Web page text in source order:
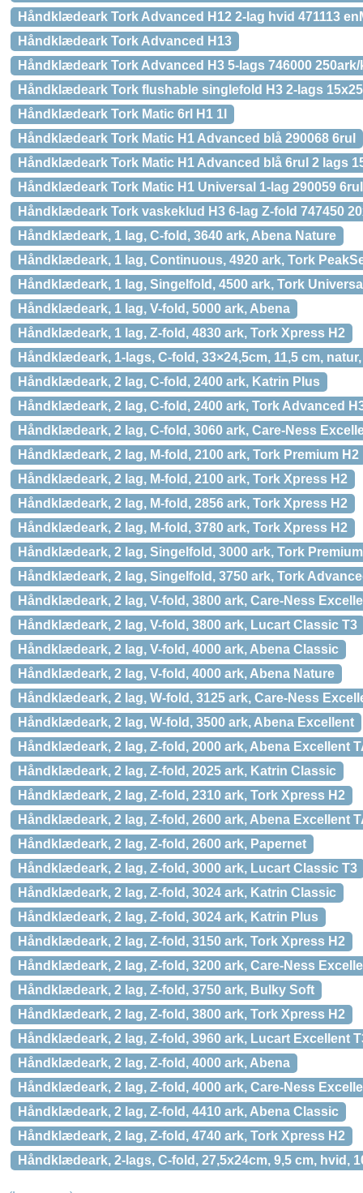
Håndklædeark Tork Advanced H12 2-lag hvid 471113
Håndklædeark Tork Advanced H13
Håndklædeark Tork Advanced H3 5-lags 746000 250ark/
Håndklædeark Tork flushable singlefold H3 2-lags
Håndklædeark Tork Matic 6rl H1 1l
Håndklædeark Tork Matic H1 Advanced blå 290068 6rul
Håndklædeark Tork Matic H1 Advanced blå 6rul 2 lags
Håndklædeark Tork Matic H1 Universal 1-lag 290059 6rul
Håndklædeark Tork vaskeklud H3 6-lag Z-fold 747450
Håndklædeark, 1 lag, C-fold, 3640 ark, Abena Nature
Håndklædeark, 1 lag, Continuous, 4920 ark, Tork
Håndklædeark, 1 lag, Singelfold, 4500 ark, Tork
Håndklædeark, 1 lag, V-fold, 5000 ark, Abena
Håndklædeark, 1 lag, Z-fold, 4830 ark, Tork Xpress H2
Håndklædeark, 1-lags, C-fold, 33×24,5cm, 11,5 cm,
Håndklædeark, 2 lag, C-fold, 2400 ark, Katrin Plus
Håndklædeark, 2 lag, C-fold, 2400 ark, Tork Advanced
Håndklædeark, 2 lag, C-fold, 3060 ark, Care-Ness
Håndklædeark, 2 lag, M-fold, 2100 ark, Tork Premium H2
Håndklædeark, 2 lag, M-fold, 2100 ark, Tork Xpress H2
Håndklædeark, 2 lag, M-fold, 2856 ark, Tork Xpress H2
Håndklædeark, 2 lag, M-fold, 3780 ark, Tork Xpress H2
Håndklædeark, 2 lag, Singelfold, 3000 ark, Tork
Håndklædeark, 2 lag, Singelfold, 3750 ark, Tork
Håndklædeark, 2 lag, V-fold, 3800 ark, Care-Ness
Håndklædeark, 2 lag, V-fold, 3800 ark, Lucart Classic T3
Håndklædeark, 2 lag, V-fold, 4000 ark, Abena Classic
Håndklædeark, 2 lag, V-fold, 4000 ark, Abena Nature
Håndklædeark, 2 lag, W-fold, 3125 ark, Care-Ness
Håndklædeark, 2 lag, W-fold, 3500 ark, Abena Excellent
Håndklædeark, 2 lag, Z-fold, 2000 ark, Abena Excellent
Håndklædeark, 2 lag, Z-fold, 2025 ark, Katrin Classic
Håndklædeark, 2 lag, Z-fold, 2310 ark, Tork Xpress H2
Håndklædeark, 2 lag, Z-fold, 2600 ark, Abena Excellent
Håndklædeark, 2 lag, Z-fold, 2600 ark, Papernet
Håndklædeark, 2 lag, Z-fold, 3000 ark, Lucart Classic T3
Håndklædeark, 2 lag, Z-fold, 3024 ark, Katrin Classic
Håndklædeark, 2 lag, Z-fold, 3024 ark, Katrin Plus
Håndklædeark, 2 lag, Z-fold, 3150 ark, Tork Xpress H2
Håndklædeark, 2 lag, Z-fold, 3200 ark, Care-Ness
Håndklædeark, 2 lag, Z-fold, 3750 ark, Bulky Soft
Håndklædeark, 2 lag, Z-fold, 3800 ark, Tork Xpress H2
Håndklædeark, 2 lag, Z-fold, 3960 ark, Lucart Excellent
Håndklædeark, 2 lag, Z-fold, 4000 ark, Abena
Håndklædeark, 2 lag, Z-fold, 4000 ark, Care-Ness
Håndklædeark, 2 lag, Z-fold, 4410 ark, Abena Classic
Håndklædeark, 2 lag, Z-fold, 4740 ark, Tork Xpress H2
Håndklædeark, 2-lags, C-fold, 27,5x24cm, 9,5 cm, hvid,